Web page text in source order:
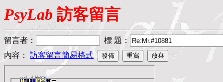
PsyLab 訪客留言
留言者 ： 標 題：
內容： 訪客留言簡易格式